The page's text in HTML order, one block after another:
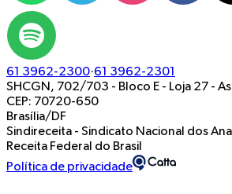
61 3962-2300·61 3962-2301
SHCGN, 702/703 - Bloco E - Loja 27 -
CEP: 70720-650
Brasília/DF
Sindireceita - Sindicato Nacional dos
Receita Federal do Brasil
Política de privacidade